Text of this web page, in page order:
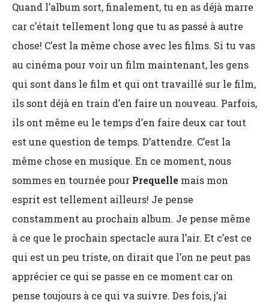
Quand l’album sort, finalement, tu en as déjà marre
car c’était tellement long que tu as passé à autre
chose! C’est la même chose avec les films. Si tu vas
au cinéma pour voir un film maintenant, les gens
qui sont dans le film et qui ont travaillé sur le film,
ils sont déjà en train d’en faire un nouveau. Parfois,
ils ont même eu le temps d’en faire deux car tout
est une question de temps. D’attendre. C’est la
même chose en musique. En ce moment, nous
sommes en tournée pour Prequelle mais mon
esprit est tellement ailleurs! Je pense
constamment au prochain album. Je pense même
à ce que le prochain spectacle aura l’air. Et c’est ce
qui est un peu triste, on dirait que l’on ne peut pas
apprécier ce qui se passe en ce moment car on
pense toujours à ce qui va suivre. Des fois, j’ai